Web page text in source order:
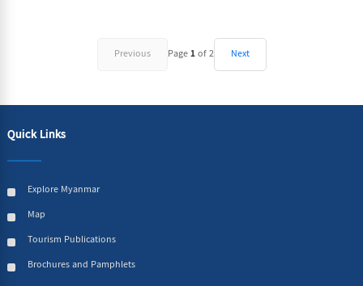
Previous Page1of2 Next
Quick Links
Explore Myanmar
Map
Tourism Publications
Brochures and Pamphlets